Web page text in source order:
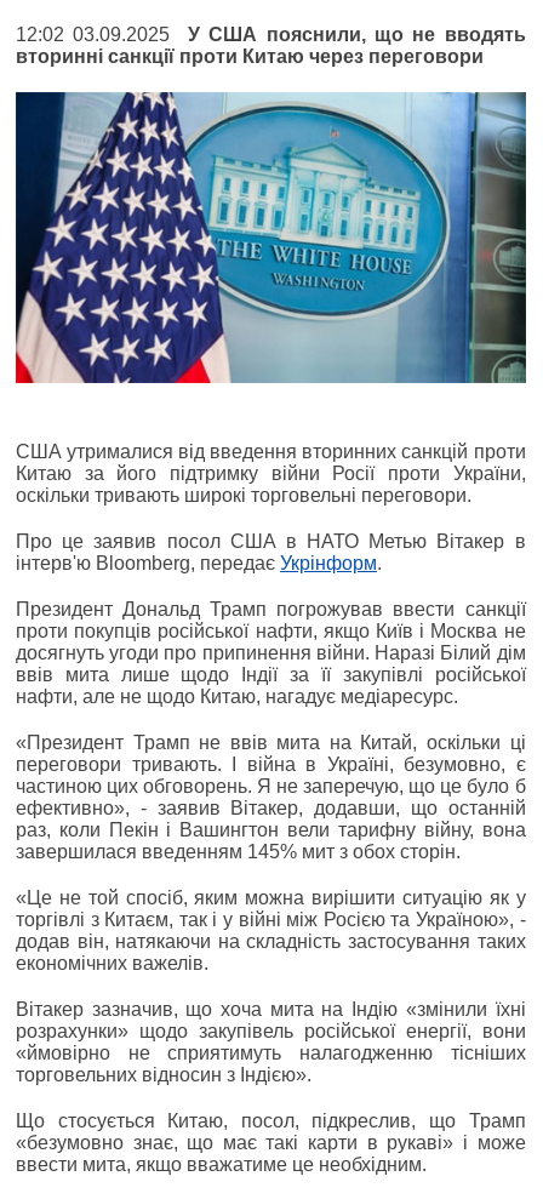
12:02 03.09.2025 У США пояснили, що не вводять
вторинні санкції проти Китаю через переговори
США утрималися від введення вторинних санкцій проти
Китаю за його підтримку війни Росії проти України,
оскільки тривають широкі торговельні переговори.
Про це заявив посол США в НАТО Метью Вітакер в
інтерв'ю Bloomberg, передає Укрінформ.
Президент Дональд Трамп погрожував ввести санкції
проти покупців російської нафти, якщо Київ і Москва не
досягнуть угоди про припинення війни. Наразі Білий дім
ввів мита лише щодо Індії за її закупівлі російської
нафти, але не щодо Китаю, нагадує медіаресурс.
«Президент Трамп не ввів мита на Китай, оскільки ці
переговори тривають. І війна в Україні, безумовно, є
частиною цих обговорень. Я не заперечую, що це було б
ефективно», - заявив Вітакер, додавши, що останній
раз, коли Пекін і Вашингтон вели тарифну війну, вона
завершилася введенням 145% мит з обох сторін.
«Це не той спосіб, яким можна вирішити ситуацію як у
торгівлі з Китаєм, так і у війні між Росією та Україною», -
додав він, натякаючи на складність застосування таких
економічних важелів.
Вітакер зазначив, що хоча мита на Індію «змінили їхні
розрахунки» щодо закупівель російської енергії, вони
«ймовірно не сприятимуть налагодженню тісніших
торговельних відносин з Індією».
Що стосується Китаю, посол, підкреслив, що Трамп
«безумовно знає, що має такі карти в рукаві» і може
ввести мита, якщо вважатиме це необхідним.